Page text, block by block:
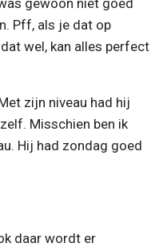
Pff, als je dat op
wel, kan alles perfect
zijn niveau had hij
Misschien ben ik
Hij had zondag goed
daar wordt er